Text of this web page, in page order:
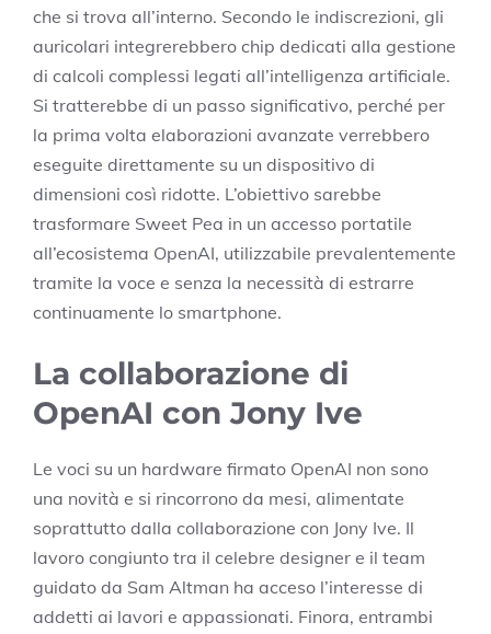
che si trova all’interno. Secondo le indiscrezioni, gli
auricolari integrerebbero chip dedicati alla gestione
di calcoli complessi legati all’intelligenza artificiale.
Si tratterebbe di un passo significativo, perché per
la prima volta elaborazioni avanzate verrebbero
eseguite direttamente su un dispositivo di
dimensioni così ridotte. L’obiettivo sarebbe
trasformare Sweet Pea in un accesso portatile
all’ecosistema OpenAI, utilizzabile prevalentemente
tramite la voce e senza la necessità di estrarre
continuamente lo smartphone.
La collaborazione di
OpenAI con Jony Ive
Le voci su un hardware firmato OpenAI non sono
una novità e si rincorrono da mesi, alimentate
soprattutto dalla collaborazione con Jony Ive. Il
lavoro congiunto tra il celebre designer e il team
guidato da Sam Altman ha acceso l’interesse di
addetti ai lavori e appassionati. Finora, entrambi